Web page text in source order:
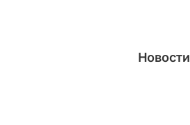
Новости